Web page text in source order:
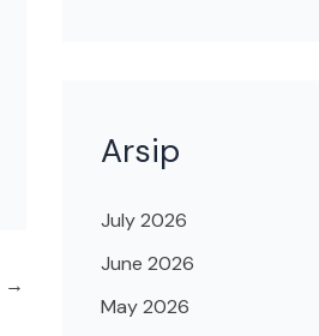
→
Arsip
July 2026
June 2026
May 2026